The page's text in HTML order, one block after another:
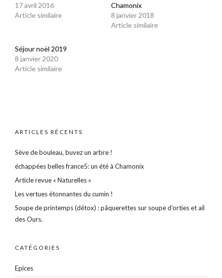
17 avril 2016
Article similaire
Chamonix
8 janvier 2018
Article similaire
Séjour noël 2019
8 janvier 2020
Article similaire
ARTICLES RÉCENTS
Sève de bouleau, buvez un arbre !
échappées belles france5: un été à Chamonix
Article revue « Naturelles »
Les vertues étonnantes du cumin !
Soupe de printemps (détox) : pâquerettes sur soupe d’orties et ail
des Ours.
CATÉGORIES
Epices